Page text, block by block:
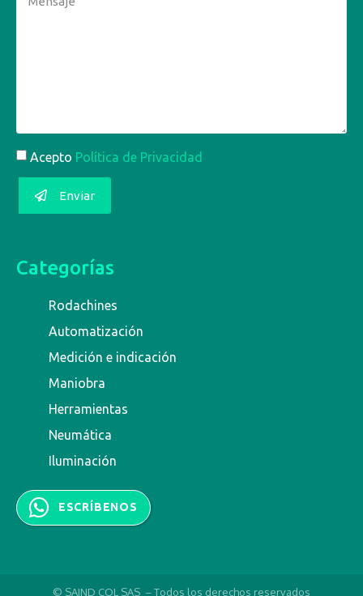
Acepto Política de Privacidad
Enviar
Categorías
Rodachines
Automatización
Medición e indicación
Maniobra
Herramientas
Neumática
Iluminación
ESCRÍBENOS
© SAIND COL SAS – Todos los derechos reservados